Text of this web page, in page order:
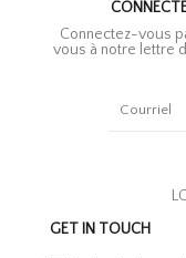
Connectez-vous
vous à notre lettre
GET IN TOUCH